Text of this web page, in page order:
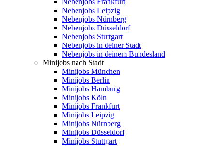
Nebenjobs Frankfurt
Nebenjobs Leipzig
Nebenjobs Nürnberg
Nebenjobs Düsseldorf
Nebenjobs Stuttgart
Nebenjobs in deiner Stadt
Nebenjobs in deinem Bundesland
Minijobs nach Stadt
Minijobs München
Minijobs Berlin
Minijobs Hamburg
Minijobs Köln
Minijobs Frankfurt
Minijobs Leipzig
Minijobs Nürnberg
Minijobs Düsseldorf
Minijobs Stuttgart